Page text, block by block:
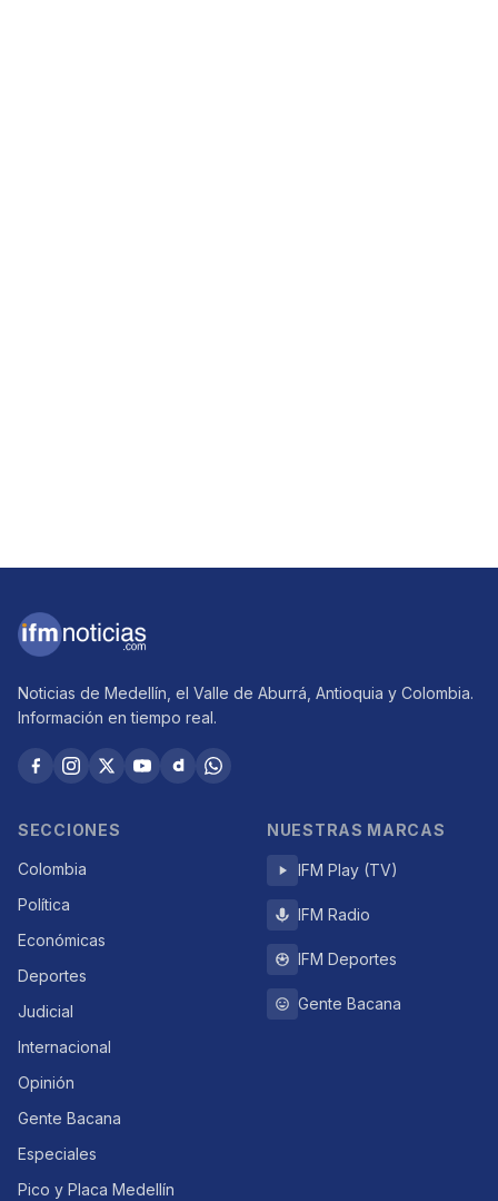
Noticias de Medellín, el Valle de Aburrá, Antioquia y Colombia.
Información en tiempo real.
SECCIONES
Colombia
Política
Económicas
Deportes
Judicial
Internacional
Opinión
Gente Bacana
Especiales
Pico y Placa Medellín
NUESTRAS MARCAS
IFM Play (TV)
IFM Radio
IFM Deportes
Gente Bacana